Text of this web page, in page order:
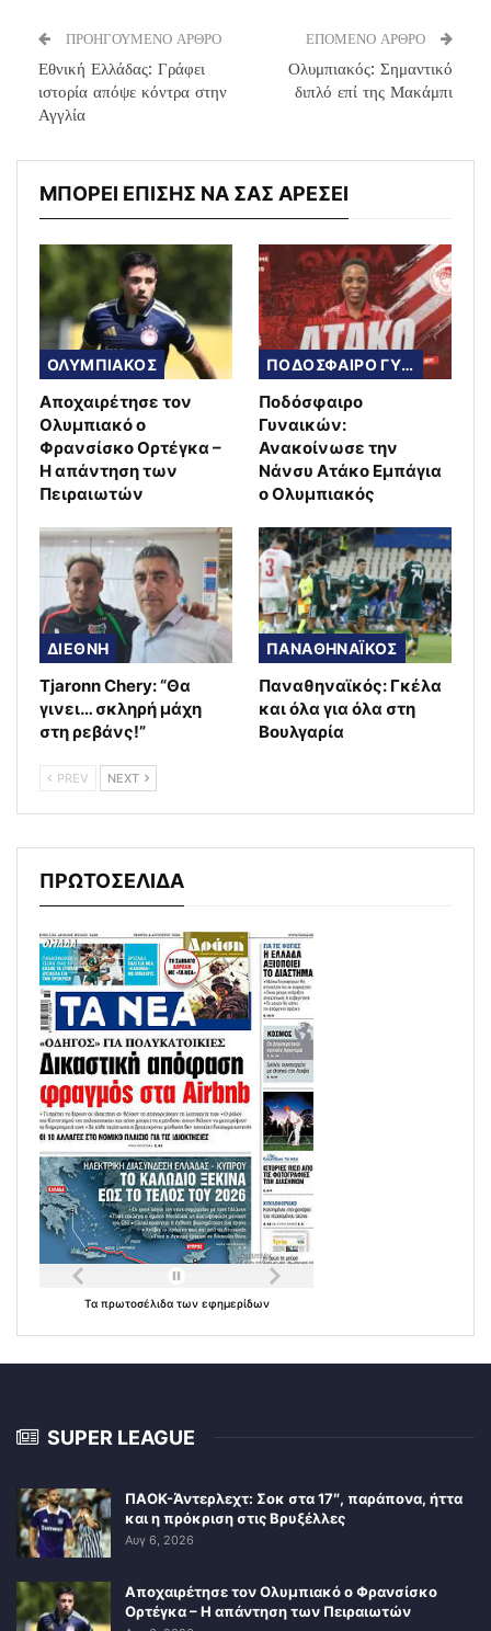
ΠΡΟΗΓΟΥΜΕΝΟ ΑΡΘΡΟ
Εθνική Ελλάδας: Γράφει
ιστορία απόψε κόντρα στην
Αγγλία
ΕΠΟΜΕΝΟ ΑΡΘΡΟ
Ολυμπιακός: Σημαντικό
διπλό επί της Μακάμπι
ΜΠΟΡΕΙ ΕΠΙΣΗΣ ΝΑ ΣΑΣ ΑΡΕΣΕΙ
ΟΛΥΜΠΙΑΚΟΣ
Αποχαιρέτησε τον
Ολυμπιακό ο
Φρανσίσκο Ορτέγκα –
Η απάντηση των
Πειραιωτών
ΠΟΔΟΣΦΑΙΡΟ ΓΥΝΑΙΚΩΝ
Ποδόσφαιρο
Γυναικών:
Ανακοίνωσε την
Νάνσυ Ατάκο Εμπάγια
ο Ολυμπιακός
ΔΙΕΘΝΗ
Tjaronn Chery: “Θα
γινει… σκληρή μάχη
στη ρεβάνς!”
ΠΑΝΑΘΗΝΑΪΚΟΣ
Παναθηναϊκός: Γκέλα
και όλα για όλα στη
Βουλγαρία
PREV NEXT
ΠΡΩΤΟΣΕΛΙΔΑ
Τα πρωτοσέλιδα των εφημερίδων
SUPER LEAGUE
ΠΑΟΚ-Άντερλεχτ: Σοκ στα 17″, παράπονα, ήττα
και η πρόκριση στις Βρυξέλλες
Αυγ 6, 2026
Αποχαιρέτησε τον Ολυμπιακό ο Φρανσίσκο
Ορτέγκα – Η απάντηση των Πειραιωτών